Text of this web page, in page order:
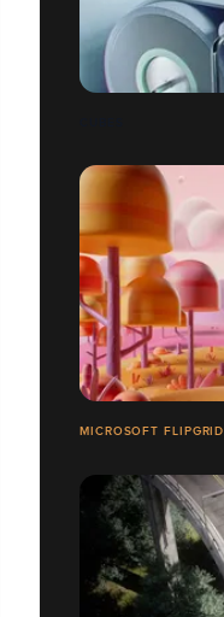
MICROSOFT FLIPGRID